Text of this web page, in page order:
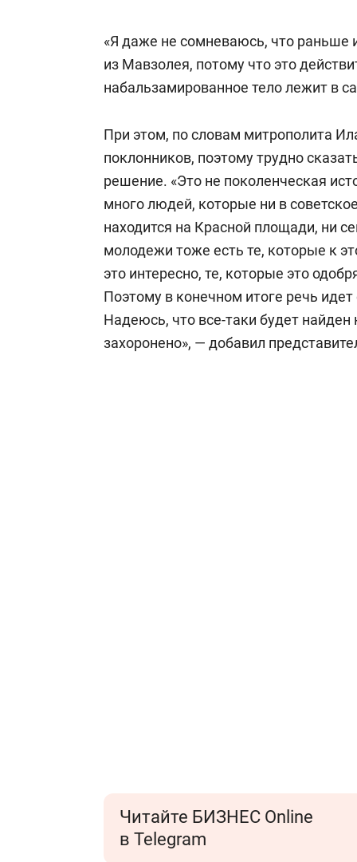
«Я даже не сомневаюсь, что раньше
из Мавзолея, потому что это
набальзамированное тело лежит в
При этом, по словам митрополита
поклонников, поэтому трудно
решение. «Это не поколенческая
много людей, которые ни в
находится на Красной площади, ни
молодежи тоже есть те, которые к
это интересно, те, которые это
Поэтому в конечном итоге речь
Надеюсь, что все-таки будет найден
захоронено», — добавил
Читайте БИЗНЕС Online
в Telegram